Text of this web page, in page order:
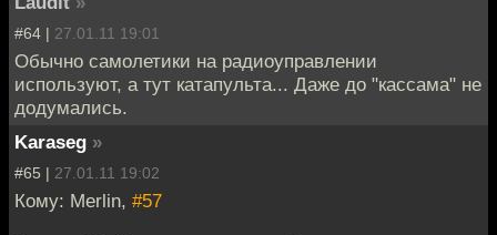
#64 | 27.01.11 19:01
Обычно самолетики на радиоуправлении
используют, а тут катапульта... Даже до "кассама" не
додумались.
Karaseg »
#65 | 27.01.11 19:02
Кому: Merlin, #57